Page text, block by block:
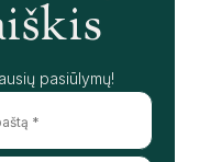
pasiūlymų!